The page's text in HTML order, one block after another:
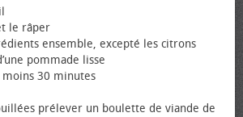
le râper
ensemble, excepté les citrons
pommade lisse
moins 30 minutes
prélever un boulette de viande de